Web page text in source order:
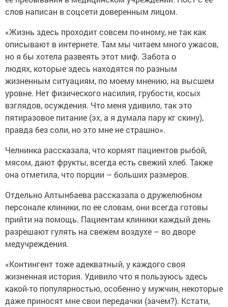
слов написан в соцсети доверенным лицом.
«Жизнь здесь проходит совсем по-иному, не так как
описывают в интернете. Там мы читаем много ужасов,
но я бы хотела развеять этот миф. Забота о
людях, которые здесь находятся по разным
жизненным ситуациям, по моему мнению, на высшем
уровне. Нет физического насилия, грубости, косых
взглядов, осуждения. Что меня удивило, так это
пятиразовое питание (эх, а я думала пару кг скину),
правда без соли, но это мне не страшно».
Челнинка рассказала, что кормят пациентов рыбой,
мясом, дают фрукты, всегда есть свежий хлеб. Также
она отметила, что порции – больших размеров.
Отдельно Алтынбаева рассказала о дружелюбном
персонале клиники, по ее словам, они всегда готовы
прийти на помощь. Пациентам клиники каждый день
разрешают гулять на свежем воздухе – во дворе
медучреждения.
«Контингент тоже адекватный, у каждого своя
жизненная история. Удивило что я пользуюсь здесь
какой-то популярностью, особенно у мужчин, некоторые
даже приносят мне свои передачки (зачем?). Кстати,